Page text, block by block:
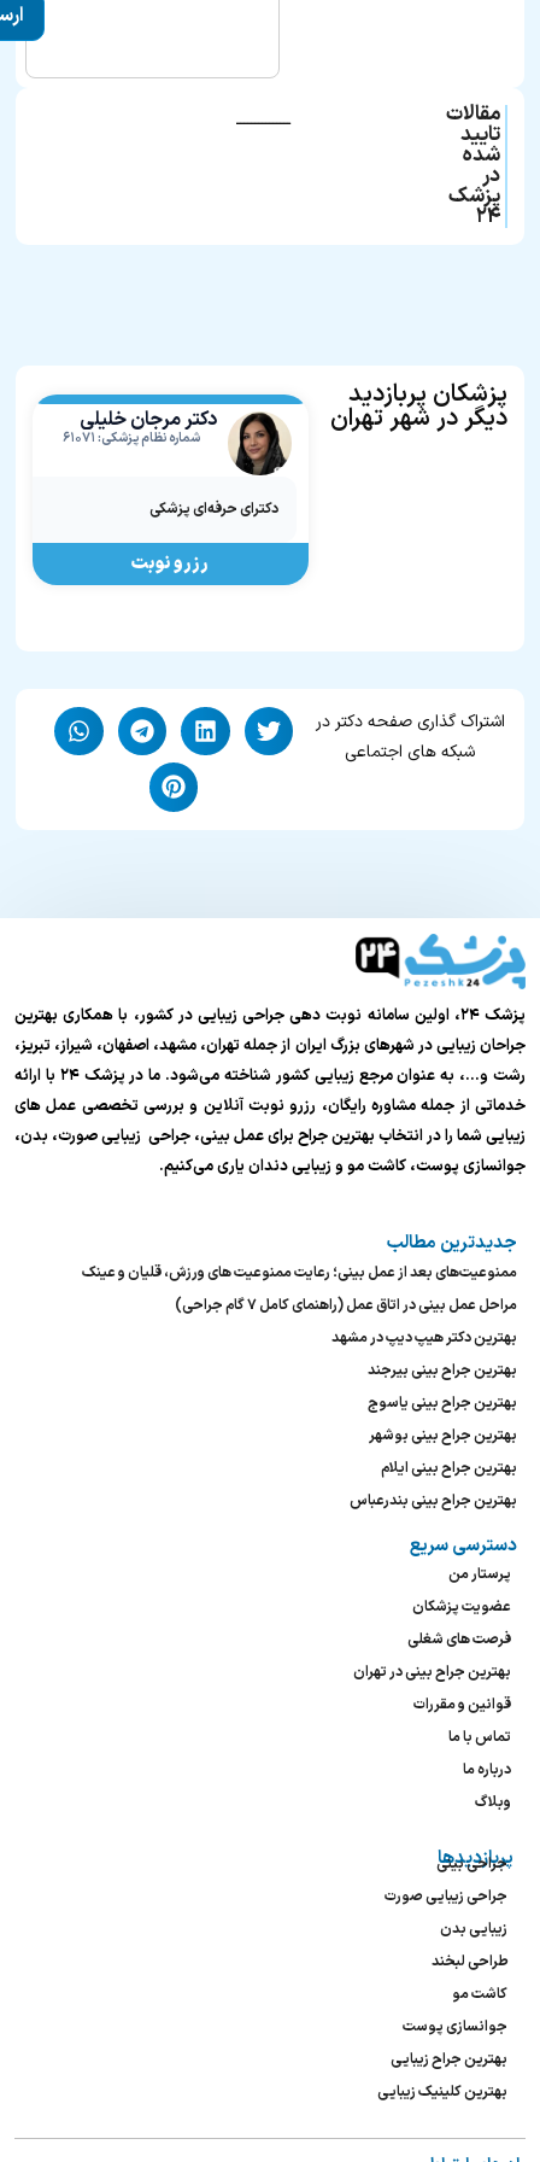
مقالات
تایید
شده
در
پزشک
۲۴
ـــــــــــــــ
پزشکان پربازدید
دیگر در شهر تهران دکتر مرجان خلیلی
شماره نظام پزشکی: ۶۱۰۷۱
دکترای حرفه‌ای پزشکی
رزرو نوبت
اشتراک گذاری صفحه دکتر در
شبکه های اجتماعی
پزشک ۲۴، اولین سامانه نوبت دهی جراحی زیبایی در کشور، با همکاری بهترین
جراحان زیبایی در شهرهای بزرگ ایران از جمله تهران، مشهد، اصفهان، شیراز، تبریز،
رشت و…، به عنوان مرجع زیبایی کشور شناخته می‌شود. ما در پزشک ۲۴ با ارائه
خدماتی از جمله مشاوره رایگان، رزرو نوبت آنلاین و بررسی تخصصی عمل های
زیبایی شما را در انتخاب بهترین جراح برای عمل بینی، جراحی زیبایی صورت، بدن،
جوانسازی پوست، کاشت مو و زیبایی دندان یاری می‌کنیم.
جدیدترین مطالب
ممنوعیت‌های بعد از عمل بینی؛ رعایت ممنوعیت های ورزش، قلیان و عینک
مراحل عمل بینی در اتاق عمل (راهنمای کامل ۷ گام جراحی)
بهترین دکتر هیپ دیپ در مشهد
بهترین جراح بینی بیرجند
بهترین جراح بینی یاسوج
بهترین جراح بینی بوشهر
بهترین جراح بینی ایلام
بهترین جراح بینی بندرعباس
دسترسی سریع
پرستار من
عضویت پزشکان
فرصت های شغلی
بهترین جراح بینی در تهران
قوانین و مقررات
تماس با ما
درباره ما
وبلاگ
پربازدیدها
جراحی بینی
جراحی زیبایی صورت
زیبایی بدن
طراحی لبخند
کاشت مو
جوانسازی پوست
بهترین جراح زیبایی
بهترین کلینیک زیبایی